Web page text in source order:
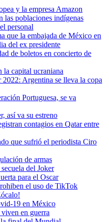
y la empresa Amazon
las poblaciones indígenas
personal
que la embajada de México en
del ex presidente
de boletos en concierto de
la capital ucraniana
Argentina se lleva la copa
Portuguesa, se va
así va su estreno
contagios en Qatar entre
que sufrió el periodista Ciro
de armas
del Joker
para el Oscar
el uso de TikTok
19 en México
en guerra